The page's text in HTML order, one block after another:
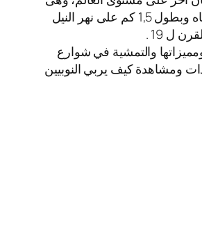
طلتها على الجبل الغربى الغنى بالكنوز الفرعونية والذى يبدأ بمقابر النبلاء شمال وينتهى بمقبرة أغاخان جنوبا بارتفاع قدره 50 متراً فوق سطح المياه وبطول 1,5 كم على نهر النيل
ل 19 .
اللغة النوبية ومميزاتها والتمشية في شوارع
ومشاهدة كيف يربي النوبيين